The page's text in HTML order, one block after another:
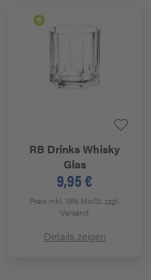
RB DrinksWhisky
Glas
9,95 €
Preis inkl. 19% MwSt.zzgl.
Versand
Details zeigen